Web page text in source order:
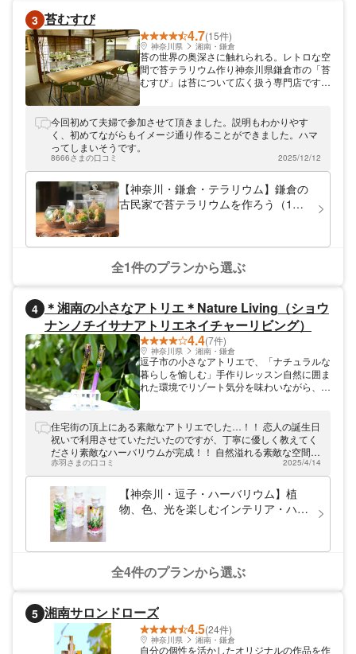
3 苔むすび
4.7(15件)
神奈川県 湘南・鎌倉
苔の世界の奥深さに触れられる。レトロな空
間で苔テラリウム作り神奈川県鎌倉市の「苔
むすび」は苔について広く扱う専門店です。
行なっています。今人気の苔テラリウムづく
りを初心者でも気軽に楽しめる1回完結の体
け、小さな景色を作り出す面白さを体感しに
どうぞお越しください。
今回初めて夫婦で参加させて頂きました。説明もわかりやす
く、初めてながらもイメージ通り作ることができました。ハマ
ってしまいそうです。
8666さまの口コミ 2025/12/12
【神奈川・鎌倉・テラリウム】鎌倉の
古民家で苔テラリウムを作ろう（1
全1件のプランから選ぶ
4 ＊湘南の小さなアトリエ＊Nature Living（ショウ
ナンノチイサナアトリエネイチャーリビング）
4.4(7件)
神奈川県 湘南・鎌倉
逗子市の小さなアトリエで、「ナチュラルな
暮らしを愉しむ」手作りレッスン自然に囲ま
れた環境でリゾート気分を味わいながら、ア
で、お友達同士のグループ、ご家族、おひと
り様や初心者の方も、のんびりと気軽にもの
づくりを体験して頂けます。鎌倉から1駅、
横浜からも30分と近く、ご旅行のアクティ
ビティとしても人気です。
住宅街の頂上にある素敵なアトリエでした…！！ 恋人の誕生日
祝いで利用させていただいたのですが、丁寧に優しく教えてく
ださり素敵なハーバリウムが完成！！ 自然溢れる素敵な空間に
囲まれて、まるで物語の中にいるようなひと時でした…… ハー
バリウムも楽しくて夢中になって無言で作業してしまいました
😅 男性でも楽しめますよ！ 公式インスタグラムをチェックす
ると雰囲気が掴めるかもしれません！ 素敵な投稿ばかりなので
是非一読あれ。
赤羽さまの口コミ 2025/4/14
【神奈川・逗子・ハーバリウム】植
物、色、光を楽しむインテリア・ハー
全4件のプランから選ぶ
5 湘南サロンドローズ
4.5(24件)
神奈川県 湘南・鎌倉
自分の個性を活かしたオリジナルの作品を作